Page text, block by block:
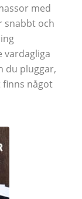
med
snabbt och
du pluggar,
något